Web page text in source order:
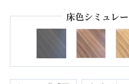
床色シミュレ